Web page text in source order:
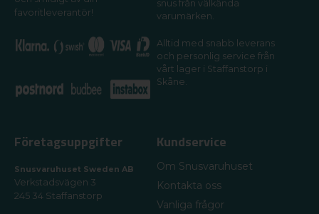
favoritleverantör!
snus från välkända
varumärken.
Alltid med snabb leverans
och personlig service från
vårt lager i Staffanstorp i
Skåne.
Företagsuppgifter
Snusvaruhuset Sweden AB
Verkstadsvägen 3
245 34 Staffanstorp
Kundservice
Om Snusvaruhuset
Kontakta oss
Vanliga frågor